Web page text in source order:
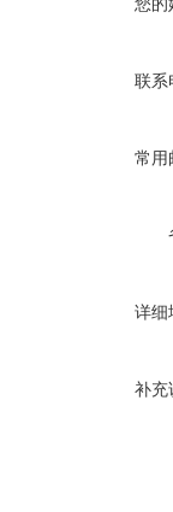
联系
常用
详细
补充